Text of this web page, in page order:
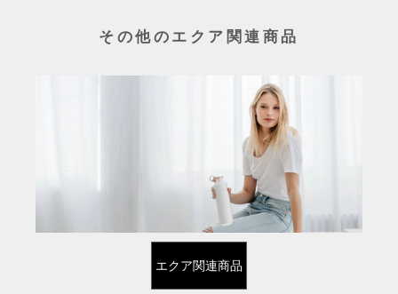
その他のエクア関連商品
エクア関連商品